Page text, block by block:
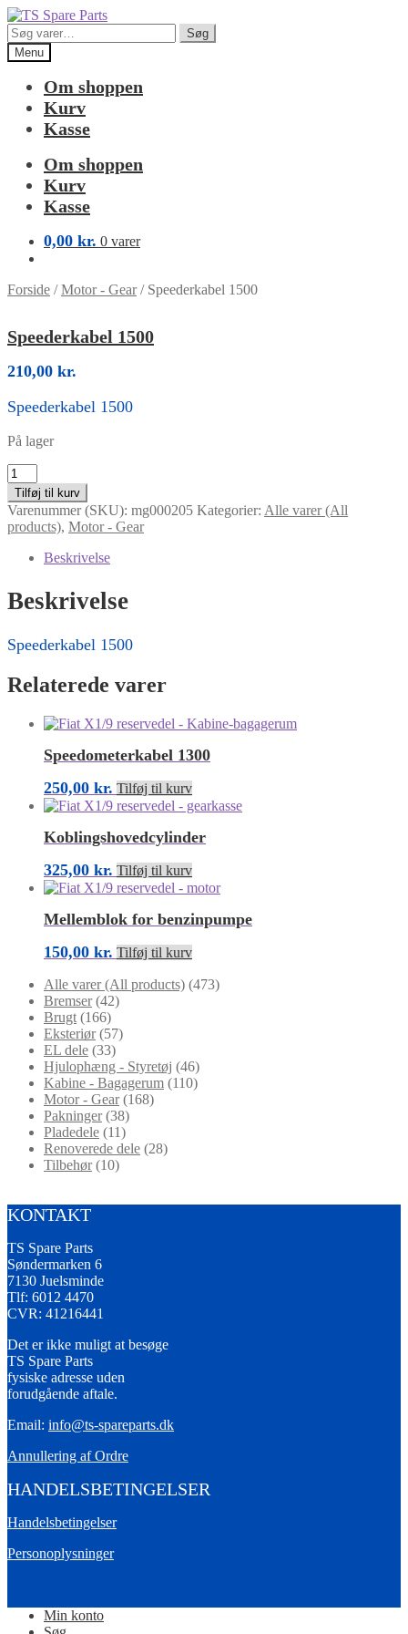
Spring
til
navigation
Spring
til
indhold
Søg
efter:
Søg
Menu
Om shoppen
Kurv
Kasse
Om shoppen
Kurv
Kasse
0,00 kr. 0 varer
Forside /Motor - Gear/ Speederkabel 1500
Speederkabel 1500
210,00 kr.
Speederkabel 1500
På lager
Speederkabel
1500
antal
Tilføj til kurv
Varenummer (SKU): mg000205 Kategorier: Alle varer (All
products), Motor - Gear
Beskrivelse
Beskrivelse
Speederkabel 1500
Relaterede varer
Speedometerkabel 1300
250,00 kr. Tilføj til kurv
Koblingshovedcylinder
325,00 kr. Tilføj til kurv
Mellemblok for benzinpumpe
150,00 kr. Tilføj til kurv
Alle varer (All products) (473)
Bremser (42)
Brugt (166)
Eksteriør (57)
EL dele (33)
Hjulophæng - Styretøj (46)
Kabine - Bagagerum (110)
Motor - Gear (168)
Pakninger (38)
Pladedele (11)
Renoverede dele (28)
Tilbehør (10)
KONTAKT
TS Spare Parts
Søndermarken 6
7130 Juelsminde
Tlf: 6012 4470
CVR: 41216441
Det er ikke muligt at besøge
TS Spare Parts
fysiske adresse uden
forudgående aftale.
Email: info@ts-spareparts.dk
Annullering af Ordre
HANDELSBETINGELSER
Handelsbetingelser
Personoplysninger
Min konto